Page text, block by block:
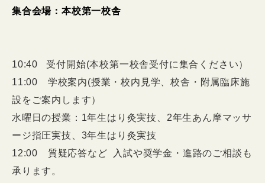
集合会場：本校第一校舎
10:40 受付開始(本校第一校舎受付に集合ください）
11:00 学校案内(授業・校内見学、校舎・附属臨床施
設をご案内します）
水曜日の授業：1年生はり灸実技、2年生あん摩マッサ
ージ指圧実技、3年生はり灸実技
12:00 質疑応答など 入試や奨学金・進路のご相談も
承ります。